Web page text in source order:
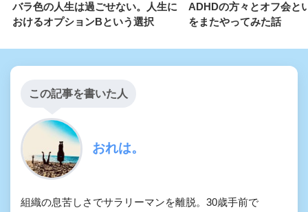
バラ色の人生は過ごせない。人生に
おけるオプションBという選択
ADHDの方々とオフ会と
をまたやってみた話
この記事を書いた人
おれは。
組織の息苦しさでサラリーマンを離脱。30歳手前で